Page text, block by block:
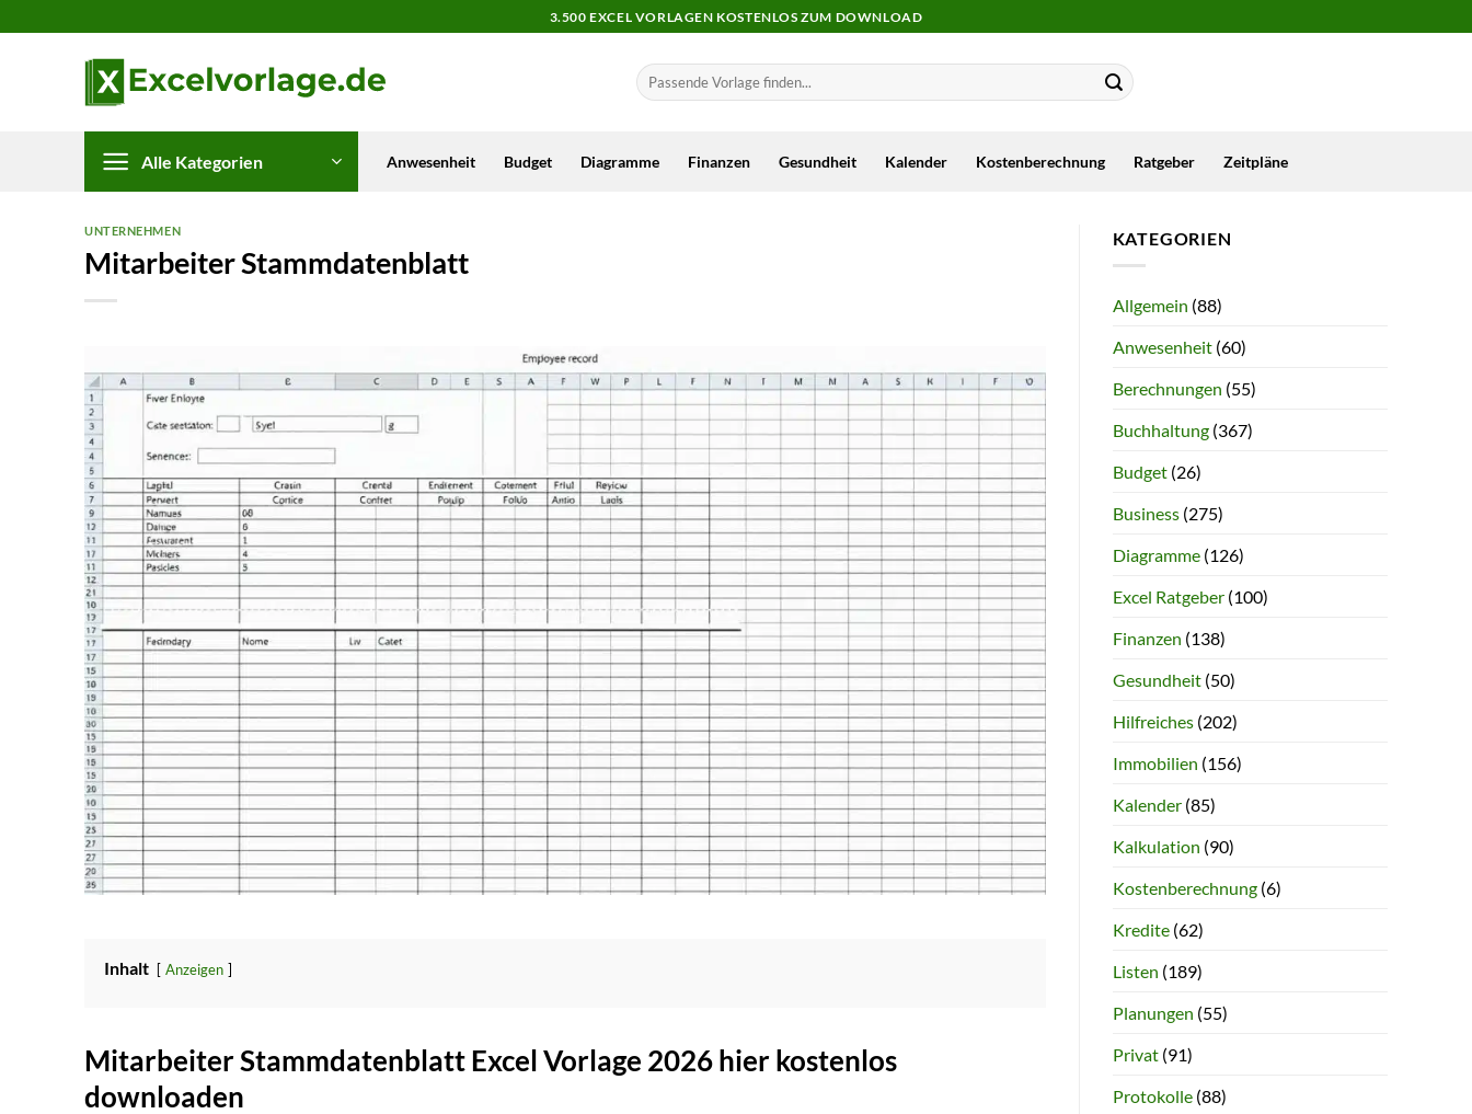
Inhalt
3.500 EXCEL VORLAGEN KOSTENLOS ZUM DOWNLOAD
Alle Kategorien Anwesenheit Budget Diagramme Finanzen Gesundheit Kalender Kostenberechnung Ratgeber Zeitpläne
UNTERNEHMEN
Mitarbeiter Stammdatenblatt
Inhalt Anzeigen
Mitarbeiter Stammdatenblatt Excel Vorlage 2026 hier kostenlos
downloaden
KATEGORIEN
Allgemein (88)
Anwesenheit(60)
Berechnungen (55)
Buchhaltung(367)
Budget(26)
Business(275)
Diagramme(126)
Excel Ratgeber(100)
Finanzen (138)
Gesundheit(50)
Hilfreiches(202)
Immobilien (156)
Kalender(85)
Kalkulation (90)
Kostenberechnung(6)
Kredite(62)
Listen (189)
Planungen (55)
Privat(91)
Protokolle(88)